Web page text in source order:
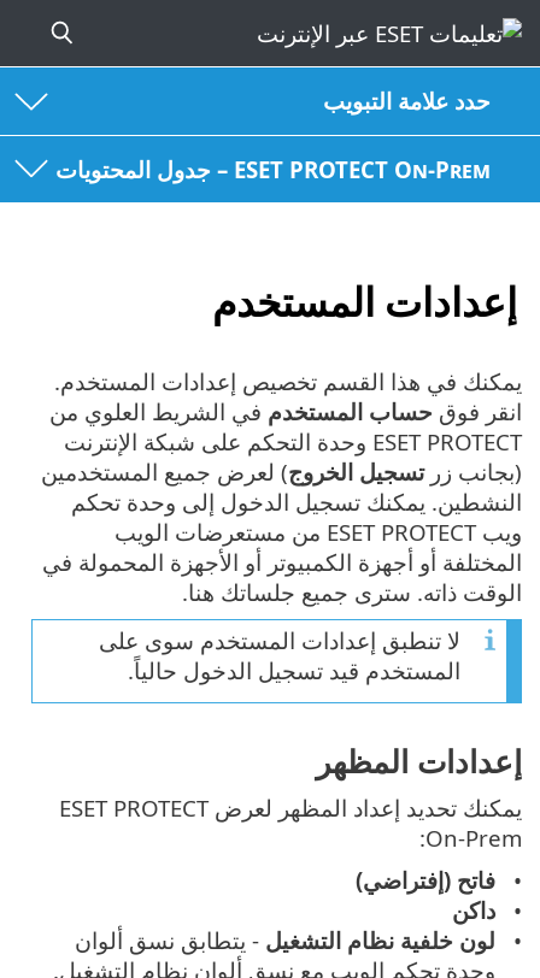
حدد علامة التبويب
ESET PROTECT On-Prem – جدول المحتويات
إعدادات المستخدم
يمكنك في هذا القسم تخصيص إعدادات المستخدم.
انقر فوق حساب المستخدم في الشريط العلوي من
ESET PROTECT وحدة التحكم على شبكة الإنترنت
(بجانب زرتسجيل الخروج) لعرض جميع المستخدمين
النشطين. يمكنك تسجيل الدخول إلى وحدة تحكم
ويب ESET PROTECT من مستعرضات الويب
المختلفة أو أجهزة الكمبيوتر أو الأجهزة المحمولة في
الوقت ذاته. سترى جميع جلساتك هنا.
لا تنطبق إعدادات المستخدم سوى على
المستخدم قيد تسجيل الدخول حالياً.
إعدادات المظهر
يمكنك تحديد إعداد المظهر لعرض ESET PROTECT
On-Prem:
فاتح (إفتراضي)
داكن
لون خلفية نظام التشغيل - يتطابق نسق ألوان
وحدة تحكم الويب مع نسق ألوان نظام التشغيل.